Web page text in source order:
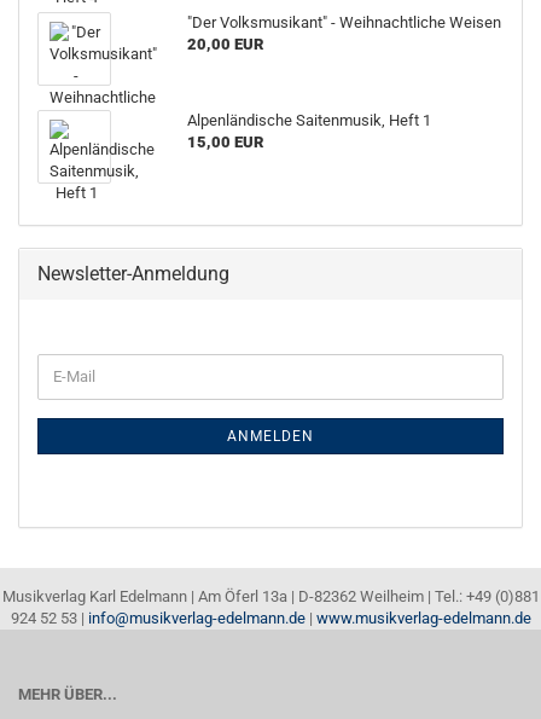
"Der Volksmusikant" - Weihnachtliche Weisen
20,00 EUR
Alpenländische Saitenmusik, Heft 1
15,00 EUR
Newsletter-Anmeldung
E-
Mail
ANMELDEN
Musikverlag Karl Edelmann | Am Öferl 13a | D-82362 Weilheim | Tel.: +49 (0)881
924 52 53 | info@musikverlag-edelmann.de| www.musikverlag-edelmann.de
MEHR ÜBER...